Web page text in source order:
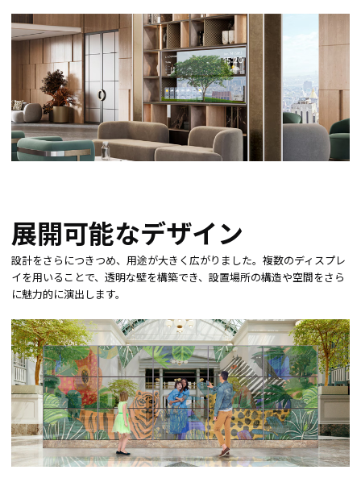
展開可能なデザイン
設計をさらにつきつめ、用途が大きく広がりました。複数のディスプレ
イを用いることで、透明な壁を構築でき、設置場所の構造や空間をさら
に魅力的に演出します。